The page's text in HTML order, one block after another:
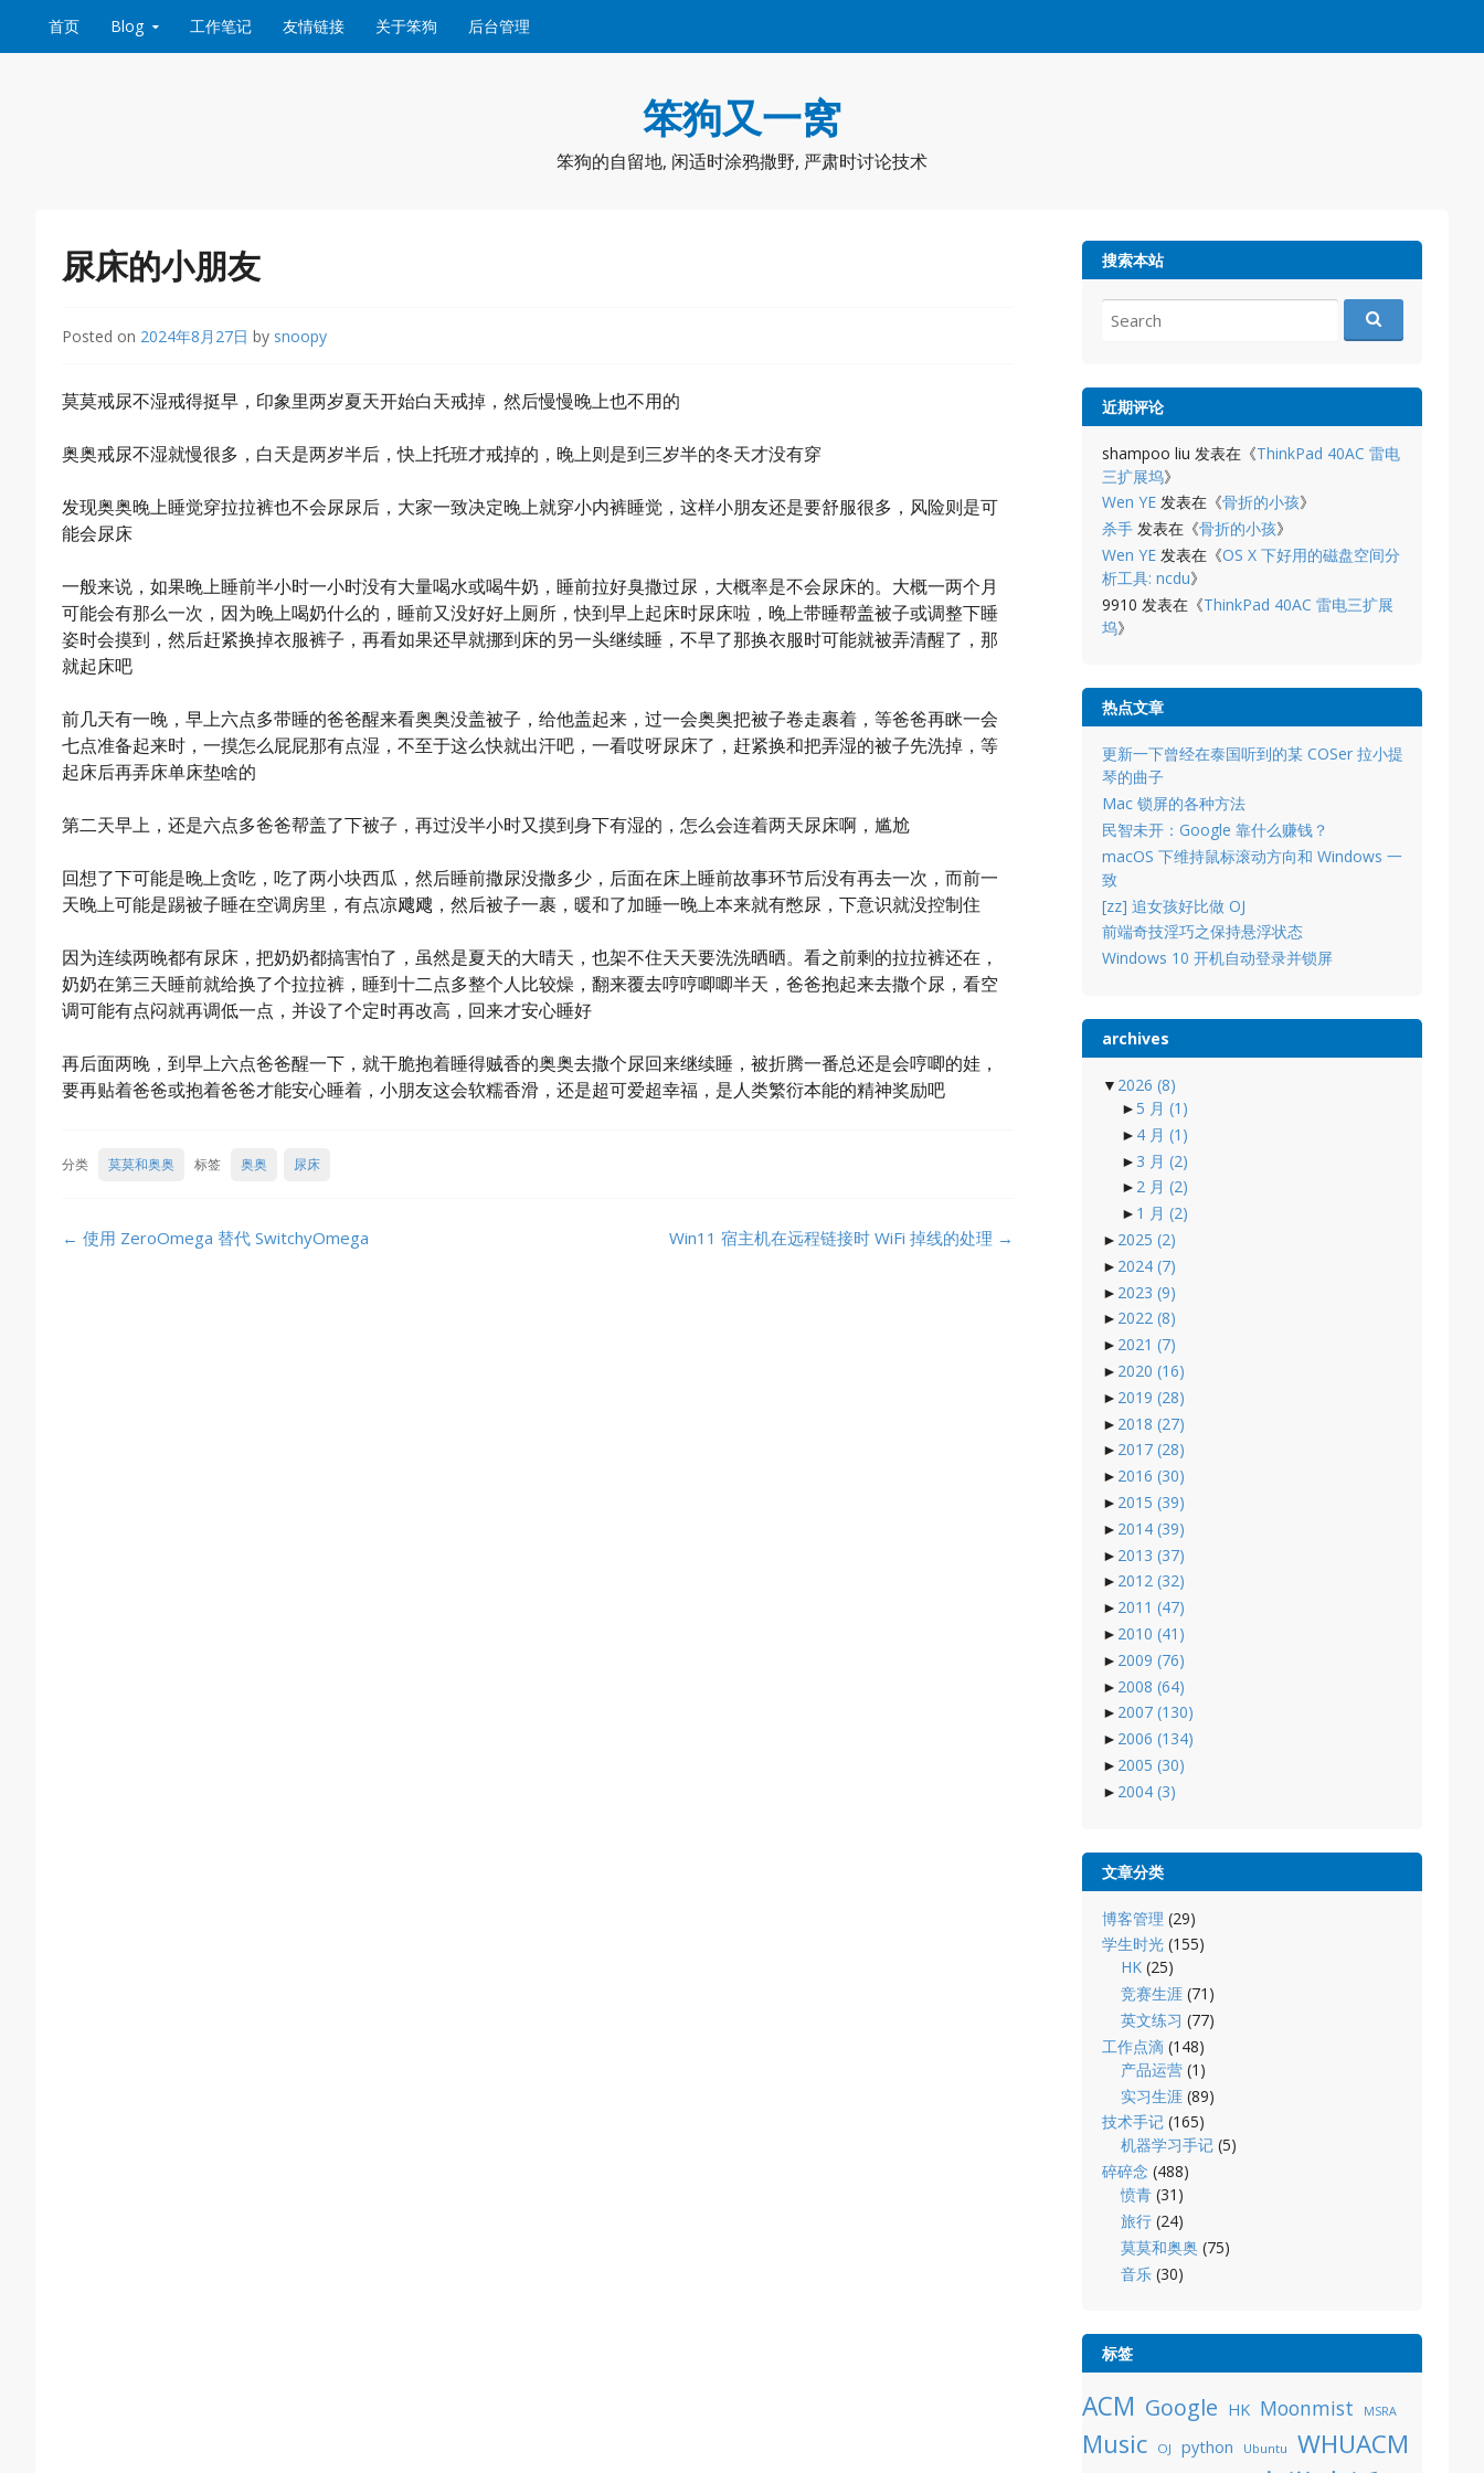
首页 Blog 工作笔记 友情链接 关于笨狗 后台管理
笨狗又一窝
笨狗的自留地, 闲适时涂鸦撒野, 严肃时讨论技术
尿床的小朋友
Posted on 2024年8月27日 by snoopy
莫莫戒尿不湿戒得挺早，印象里两岁夏天开始白天戒掉，然后慢慢晚上也不用的
奥奥戒尿不湿就慢很多，白天是两岁半后，快上托班才戒掉的，晚上则是到三岁半的冬天才没有穿
发现奥奥晚上睡觉穿拉拉裤也不会尿尿后，大家一致决定晚上就穿小内裤睡觉，这样小朋友还是要舒服很多，风险则是可
能会尿床
一般来说，如果晚上睡前半小时一小时没有大量喝水或喝牛奶，睡前拉好臭撒过尿，大概率是不会尿床的。大概一两个月
可能会有那么一次，因为晚上喝奶什么的，睡前又没好好上厕所，快到早上起床时尿床啦，晚上带睡帮盖被子或调整下睡
姿时会摸到，然后赶紧换掉衣服裤子，再看如果还早就挪到床的另一头继续睡，不早了那换衣服时可能就被弄清醒了，那
就起床吧
前几天有一晚，早上六点多带睡的爸爸醒来看奥奥没盖被子，给他盖起来，过一会奥奥把被子卷走裹着，等爸爸再眯一会
七点准备起来时，一摸怎么屁屁那有点湿，不至于这么快就出汗吧，一看哎呀尿床了，赶紧换和把弄湿的被子先洗掉，等
起床后再弄床单床垫啥的
第二天早上，还是六点多爸爸帮盖了下被子，再过没半小时又摸到身下有湿的，怎么会连着两天尿床啊，尴尬
回想了下可能是晚上贪吃，吃了两小块西瓜，然后睡前撒尿没撒多少，后面在床上睡前故事环节后没有再去一次，而前一
天晚上可能是踢被子睡在空调房里，有点凉飕飕，然后被子一裹，暖和了加睡一晚上本来就有憋尿，下意识就没控制住
因为连续两晚都有尿床，把奶奶都搞害怕了，虽然是夏天的大晴天，也架不住天天要洗洗晒晒。看之前剩的拉拉裤还在，
奶奶在第三天睡前就给换了个拉拉裤，睡到十二点多整个人比较燥，翻来覆去哼哼唧唧半天，爸爸抱起来去撒个尿，看空
调可能有点闷就再调低一点，并设了个定时再改高，回来才安心睡好
再后面两晚，到早上六点爸爸醒一下，就干脆抱着睡得贼香的奥奥去撒个尿回来继续睡，被折腾一番总还是会哼唧的娃，
要再贴着爸爸或抱着爸爸才能安心睡着，小朋友这会软糯香滑，还是超可爱超幸福，是人类繁衍本能的精神奖励吧
分类 莫莫和奥奥 标签 奥奥 尿床
Post
← 使用 ZeroOmega 替代 SwitchyOmega Win11 宿主机在远程链接时 WiFi 掉线的处理 →
搜索本站
for:
近期评论
shampoo liu 发表在《ThinkPad 40AC 雷电
三扩展坞》
Wen YE发表在《骨折的小孩》
杀手发表在《骨折的小孩》
Wen YE发表在《OS X 下好用的磁盘空间分
析工具: ncdu》
9910 发表在《ThinkPad 40AC 雷电三扩展
坞》
热点文章
更新一下曾经在泰国听到的某 COSer 拉小提
琴的曲子
Mac 锁屏的各种方法
民智未开：Google 靠什么赚钱？
macOS 下维持鼠标滚动方向和 Windows 一
致
[zz] 追女孩好比做 OJ
前端奇技淫巧之保持悬浮状态
Windows 10 开机自动登录并锁屏
archives
▼ 2026 (8)
► 5 月 (1)
► 4 月 (1)
► 3 月 (2)
► 2 月 (2)
► 1 月 (2)
► 2025 (2)
► 2024 (7)
► 2023 (9)
► 2022 (8)
► 2021 (7)
► 2020 (16)
► 2019 (28)
► 2018 (27)
► 2017 (28)
► 2016 (30)
► 2015 (39)
► 2014 (39)
► 2013 (37)
► 2012 (32)
► 2011 (47)
► 2010 (41)
► 2009 (76)
► 2008 (64)
► 2007 (130)
► 2006 (134)
► 2005 (30)
► 2004 (3)
文章分类
博客管理 (29)
学生时光(155)
HK (25)
竞赛生涯 (71)
英文练习 (77)
工作点滴(148)
产品运营 (1)
实习生涯 (89)
技术手记(165)
机器学习手记 (5)
碎碎念 (488)
愤青 (31)
旅行 (24)
莫莫和奥奥 (75)
音乐 (30)
标签
ACM Google HK Moonmist MSRA
Music OJ python Ubuntu WHUACM